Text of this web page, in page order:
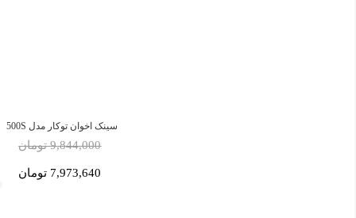
سینک اخوان توکار مدل 500S
9,844,000 تومان
7,973,640 تومان